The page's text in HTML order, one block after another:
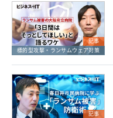
記事
標的型攻撃・ランサムウェア対策
記事